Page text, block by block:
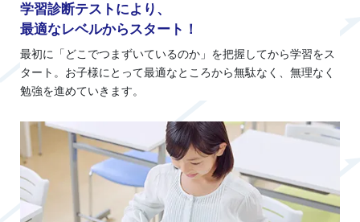
学習診断テストにより、
最適なレベルからスタート！
最初に「どこでつまずいているのか」を把握してから学習をス
タート。お子様にとって最適なところから無駄なく、無理なく
勉強を進めていきます。